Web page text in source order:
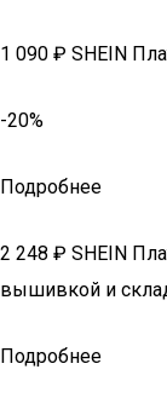
1 090 ₽ SHEIN
-20%
Подробнее
2 248 ₽ SHEIN
вышивкой и
Подробнее